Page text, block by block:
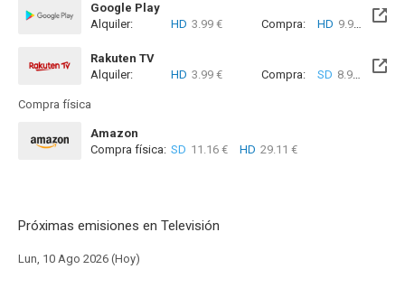
Google Play
Alquiler:
HD 3.99 € Compra: HD 9.99 €
Rakuten TV
Alquiler:
HD 3.99 € Compra: SD 8.99 € HD
Compra física
Amazon
Compra física: SD 11.16 € HD 29.11 €
Próximas emisiones en Televisión
Lun, 10 Ago 2026 (Hoy)